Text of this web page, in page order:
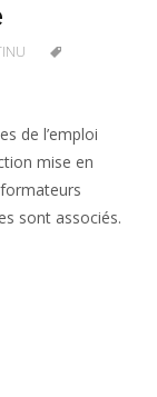
de l’emploi
mise en
sont associés.